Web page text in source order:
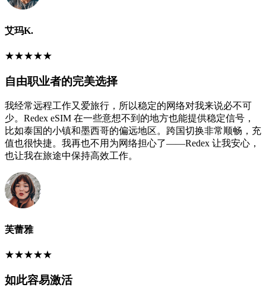
艾玛K.
★★★★★
自由职业者的完美选择
我经常远程工作又爱旅行，所以稳定的网络对我来说必不可
少。Redex eSIM 在一些意想不到的地方也能提供稳定信号，
比如泰国的小镇和墨西哥的偏远地区。跨国切换非常顺畅，充
值也很快捷。我再也不用为网络担心了——Redex 让我安心，
也让我在旅途中保持高效工作。
芙蕾雅
★★★★★
如此容易激活